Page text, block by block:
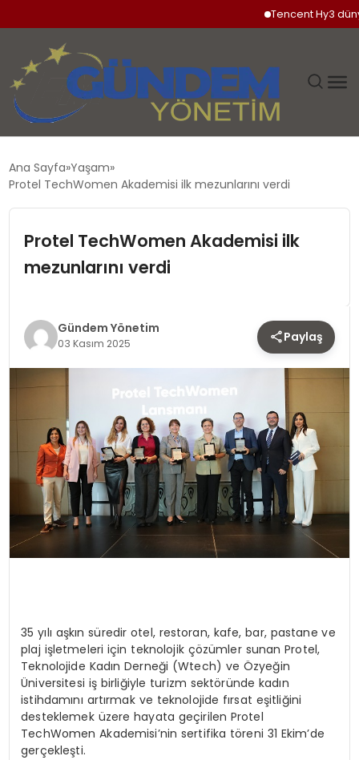
Tencent Hy3 dünya
DÜNYA
SPOR
TEKNOLOJI
YAŞAM
Ana Sayfa Yaşam
Protel TechWomen Akademisi ilk mezunlarını verdi
Protel TechWomen Akademisi ilk
mezunlarını verdi
Gündem Yönetim
03 Kasım 2025 Paylaş
35 yılı aşkın süredir otel, restoran, kafe, bar, pastane ve
plaj işletmeleri için teknolojik çözümler sunan Protel,
Teknolojide Kadın Derneği (Wtech) ve Özyeğin
Üniversitesi iş birliğiyle turizm sektöründe kadın
istihdamını artırmak ve teknolojide fırsat eşitliğini
desteklemek üzere hayata geçirilen Protel
TechWomen Akademisi’nin sertifika töreni 31 Ekim’de
gerçekleşti.